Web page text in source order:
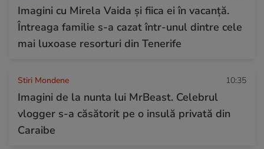
Imagini cu Mirela Vaida și fiica ei în vacanță.
Întreaga familie s-a cazat într-unul dintre cele
mai luxoase resorturi din Tenerife
Stiri Mondene 10:35
Imagini de la nunta lui MrBeast. Celebrul
vlogger s-a căsătorit pe o insulă privată din
Caraibe